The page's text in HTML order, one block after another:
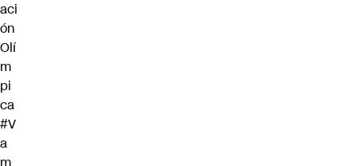
aci
ón
Olí
m
pi
ca
#V
a